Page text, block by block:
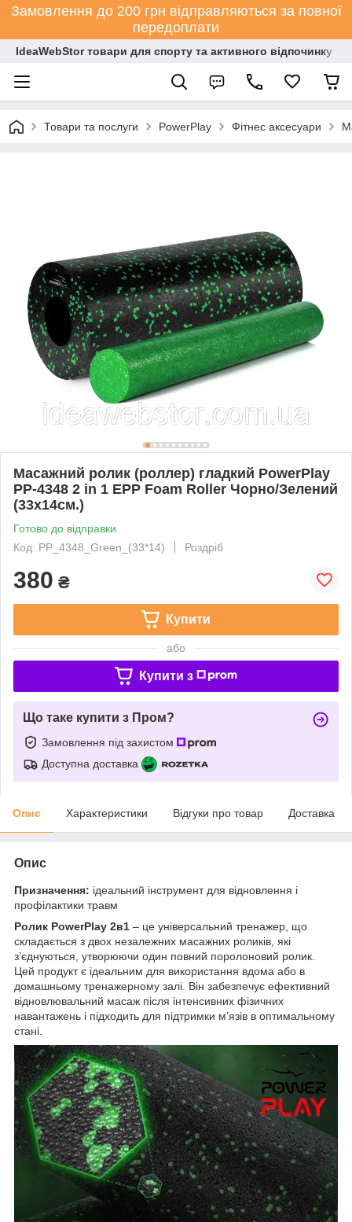
Замовлення до 200 грн відправляються за повної
передоплати
IdeaWebStor товари для спорту та активного відпочинку
Товари та послуги PowerPlay Фітнес аксесуари
Масажний ролик (роллер) гладкий PowerPlay
PP-4348 2 in 1 EPP Foam Roller Чорно/Зелений
(33x14см.)
Готово до відправки
Код: PP_4348_Green_(33*14)
Роздріб
380 ₴
Купити
або
Купити з
Що таке купити з Пром?
Замовлення під захистом
Доступна доставка
Опис Характеристики Відгуки про товар Доставка
Опис
Призначення: ідеальний інструмент для відновлення і
профілактики травм
Ролик PowerPlay 2в1 – це універсальний тренажер, що
складається з двох незалежних масажних роликів, які
з’єднуються, утворюючи один повний поролоновий ролик.
Цей продукт є ідеальним для використання вдома або в
домашньому тренажерному залі. Він забезпечує ефективний
відновлювальний масаж після інтенсивних фізичних
навантажень і підходить для підтримки м’язів в оптимальному
стані.